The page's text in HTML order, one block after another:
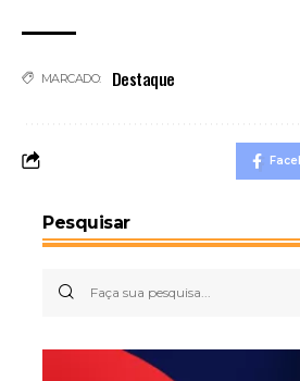
MARCADO: Destaque
Pesquisar